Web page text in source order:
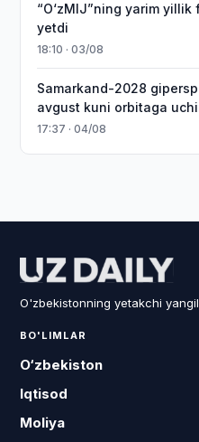
“O‘zMIJ”ning yarim yillik
yetdi
18:10 · 03/08
Samarkand-2028
avgust kuni orbitaga
17:37 · 04/08
O'zbekistonning yetakchi
BO'LIMLAR
O‘zbekiston
Iqtisod
Moliya